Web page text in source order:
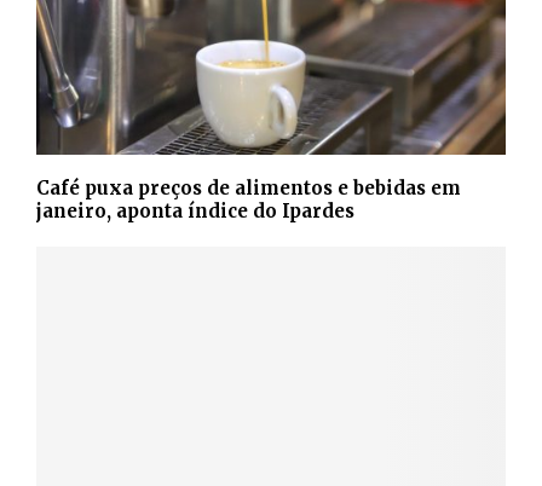
Café puxa preços de alimentos e bebidas em
janeiro, aponta índice do Ipardes